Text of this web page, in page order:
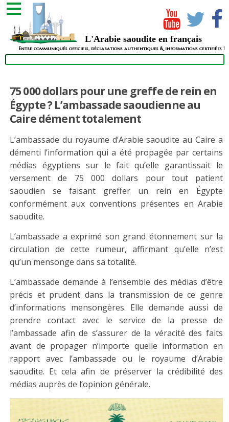
L'Arabie saoudite en français
Entre communiqués officiels, déclarations authentiques & informations certifiées !
75 000 dollars pour une greffe de rein en
Égypte ? L’ambassade saoudienne au
Caire dément totalement
L’ambassade du royaume d’Arabie saoudite au Caire a
démenti l’information qui a été propagée par certains
médias égyptiens sur le fait qu’elle garantissait le
versement de 75 000 dollars pour tout patient
saoudien se faisant greffer un rein en Égypte
conformément aux conventions présentes en Arabie
saoudite.
L’ambassade a exprimé son grand étonnement sur la
circulation de cette rumeur, affirmant qu’elle n’est
qu’un mensonge dans sa totalité.
L’ambassade demande à l’ensemble des médias d’être
précis et prudent dans la transmission de ce genre
d’informations mensongères. Elle demande aussi de
prendre contact avec le service de la presse de
l’ambassade afin de s’assurer de la véracité des faits
avant de propager n’importe quelle information en
rapport avec l’ambassade ou le royaume d’Arabie
saoudite. Et cela afin de préserver la crédibilité des
médias auprès de l’opinion générale.